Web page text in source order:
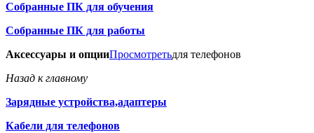
Собранные ПК для обучения
Собранные ПК для работы
Аксессуары и опцииПросмотретьдля телефонов
Назад к главному
Зарядные устройства,адаптеры
Кабели для телефонов